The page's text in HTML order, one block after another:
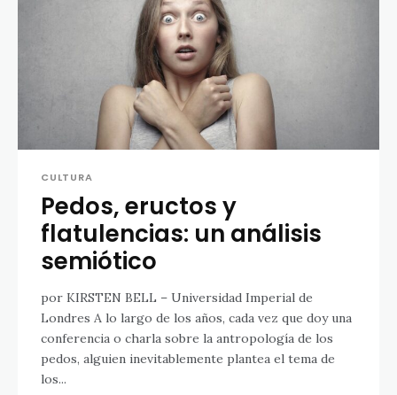
CULTURA
Pedos, eructos y
flatulencias: un análisis
semiótico
por KIRSTEN BELL – Universidad Imperial de
Londres A lo largo de los años, cada vez que doy una
conferencia o charla sobre la antropología de los
pedos, alguien inevitablemente plantea el tema de
los...